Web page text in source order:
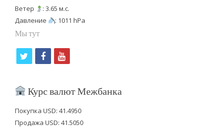
Ветер
: 3.65 м.с.
Давление
: 1011 hPa
Мы тут
i
t
f
c
b
y
u
u
Курс валют Межбанка
Покупка USD: 41.4950
Продажа USD: 41.5050